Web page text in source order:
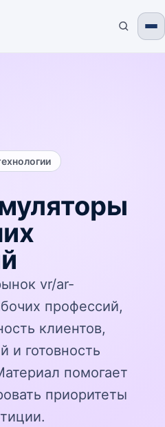
vr/ar-
профессий,
клиентов,
и готовность
помогает
приоритеты